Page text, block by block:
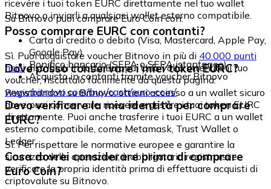
ricevere i tuoi token EURC direttamente nel tuo wallet
Bitnovo o inviarli a qualsiasi wallet esterno compatibile.
Su Bitnovo puoi comprare Euro Coin con:
Carta di credito o debito (Visa, Mastercard, Apple Pay,
Google Pay)
Bonifico bancario (SEPA o SEPA istantaneo)
Acquisto in contanti tramite voucher Bitnovo
Posso comprare EURC con contanti?
Sì. Puoi acquistare voucher Bitnovo in più di 40.000 punti
fisicidistribuiti in tutta Europa. Una volta ottenuto il tuo
voucher, riscattalo facilmente da questa pagina:
www.bitnovo.com/buy/cash/euro-coin/
Dove posso conservare i miei token EURC?
Registrandoti su Bitnovo, ottieni accesso a un wallet sicuro
dove puoi conservare, ricevere e gestire i tuoi token EURC
direttamente. Puoi anche trasferire i tuoi EURC a un wallet
esterno compatibile, come Metamask, Trust Wallet o
Ledger.
Devo verificare la mia identità per comprare
EURC?
Sì. Per rispettare le normative europee e garantire la
sicurezza delle operazioni, è obbligatorio registrarsi e
verificare la propria identità prima di effettuare acquisti di
criptovalute su Bitnovo.
Cosa dovrei considerare prima di comprare
Euro Coin?